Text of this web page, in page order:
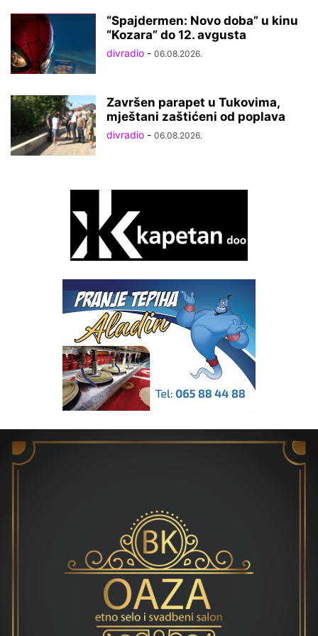
“Spajdermen: Novo doba” u kinu
“Kozara” do 12. avgusta
divradio - 06.08.2026.
Završen parapet u Tukovima,
mještani zaštićeni od poplava
divradio - 06.08.2026.